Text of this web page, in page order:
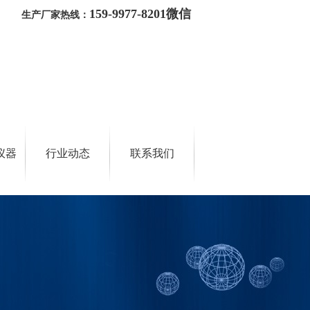
生产厂家热线： 159-9977-8201微信
器 行业动态 联系我们